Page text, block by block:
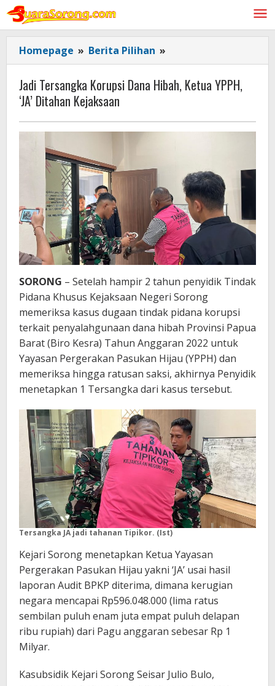
Lewati
konten
Homepage » Berita Pilihan »
Tersangka
Korupsi
Dana
Ketua
Ditahan
Kejaksaan
Jadi Tersangka Korupsi Dana Hibah, Ketua YPPH,
‘JA’ Ditahan Kejaksaan
SORONG – Setelah hampir 2 tahun penyidik Tindak
Pidana Khusus Kejaksaan Negeri Sorong
memeriksa kasus dugaan tindak pidana korupsi
terkait penyalahgunaan dana hibah Provinsi Papua
Barat (Biro Kesra) Tahun Anggaran 2022 untuk
Yayasan Pergerakan Pasukan Hijau (YPPH) dan
memeriksa hingga ratusan saksi, akhirnya Penyidik
menetapkan 1 Tersangka dari kasus tersebut.
Tersangka JA jadi tahanan Tipikor. (Ist)
Kejari Sorong menetapkan Ketua Yayasan
Pergerakan Pasukan Hijau yakni ‘JA’ usai hasil
laporan Audit BPKP diterima, dimana kerugian
negara mencapai Rp596.048.000 (lima ratus
sembilan puluh enam juta empat puluh delapan
ribu rupiah) dari Pagu anggaran sebesar Rp 1
Milyar.
Kasubsidik Kejari Sorong Seisar Julio Bulo,